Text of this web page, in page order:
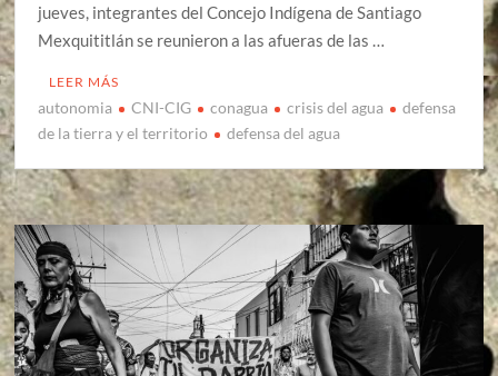
jueves, integrantes del Concejo Indígena de Santiago
Mexquititlán se reunieron a las afueras de las …
LEER MÁS
autonomia CNI-CIG conagua crisis del agua
defensa
de la tierra y el territorio
defensa del agua